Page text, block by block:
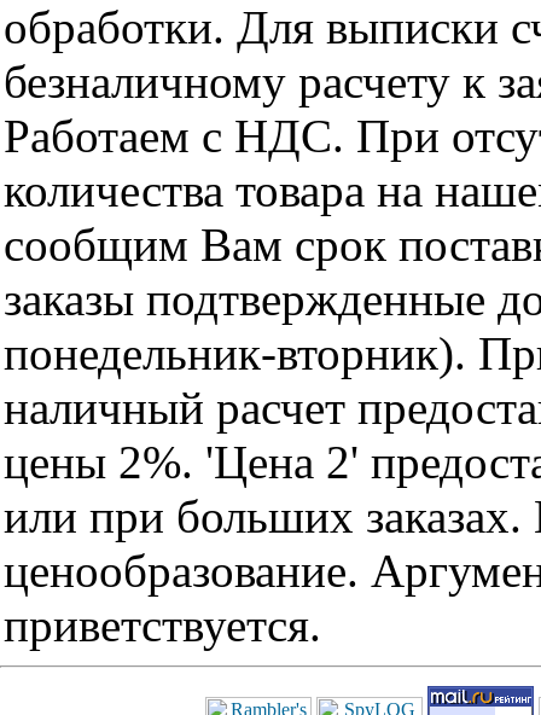
обработки. Для выписки
безналичному расчету к
Работаем с НДС. При
количества товара на
сообщим Вам срок
заказы подтвержденные
понедельник-вторник).
наличный расчет
цены 2%. 'Цена 2'
или при больших
ценообразование.
приветствуется.